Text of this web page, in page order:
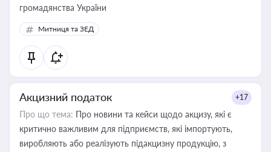
громадянства України
Митниця та ЗЕД
Акцизний податок +17
Про що тема: Про новини та кейси щодо акцизу, які є
критично важливим для підприємств, які імпортують,
виробляють або реалізують підакцизну продукцію, з